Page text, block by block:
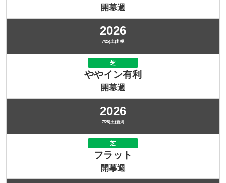
開幕週
2026
7/25(土)札幌
芝
ややイン有利
開幕週
2026
7/25(土)新潟
芝
フラット
開幕週